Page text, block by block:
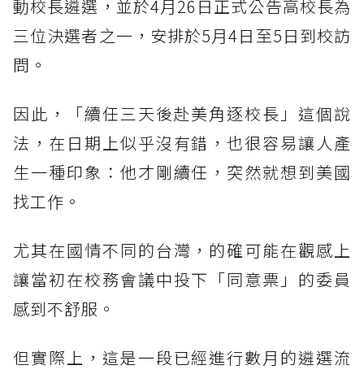
動校長遴選，並於4月26日正式公告高校長為
三位決選者之一，安排於5月4日至5日到校訪
問。
因此，「續任三天後赴美角逐校長」這個說
法，在日期上似乎沒有錯，也很容易讓人產
生一種印象：他才剛續任，突然就想到美國
找工作。
尤其在國情不同的台灣，的確可能在觀感上
讓當初在校務會議中投下「同意票」的委員
感到不舒服。
但實際上，這是一段已經進行數月的遴選流